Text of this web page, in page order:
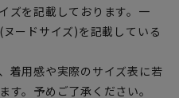
ズを記載しております。一
ードサイズ)を記載している
着用感や実際のサイズ表に若
す。予めご了承ください。